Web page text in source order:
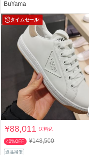
BuYama
タイムセール
¥88,011送料込
40%OFF ¥148,500
返品補償